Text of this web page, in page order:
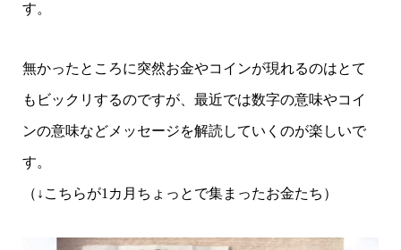
す。
無かったところに突然お金やコインが現れるのはとて
もビックリするのですが、最近では数字の意味やコイ
ンの意味などメッセージを解読していくのが楽しいで
す。
（↓こちらが1カ月ちょっとで集まったお金たち）